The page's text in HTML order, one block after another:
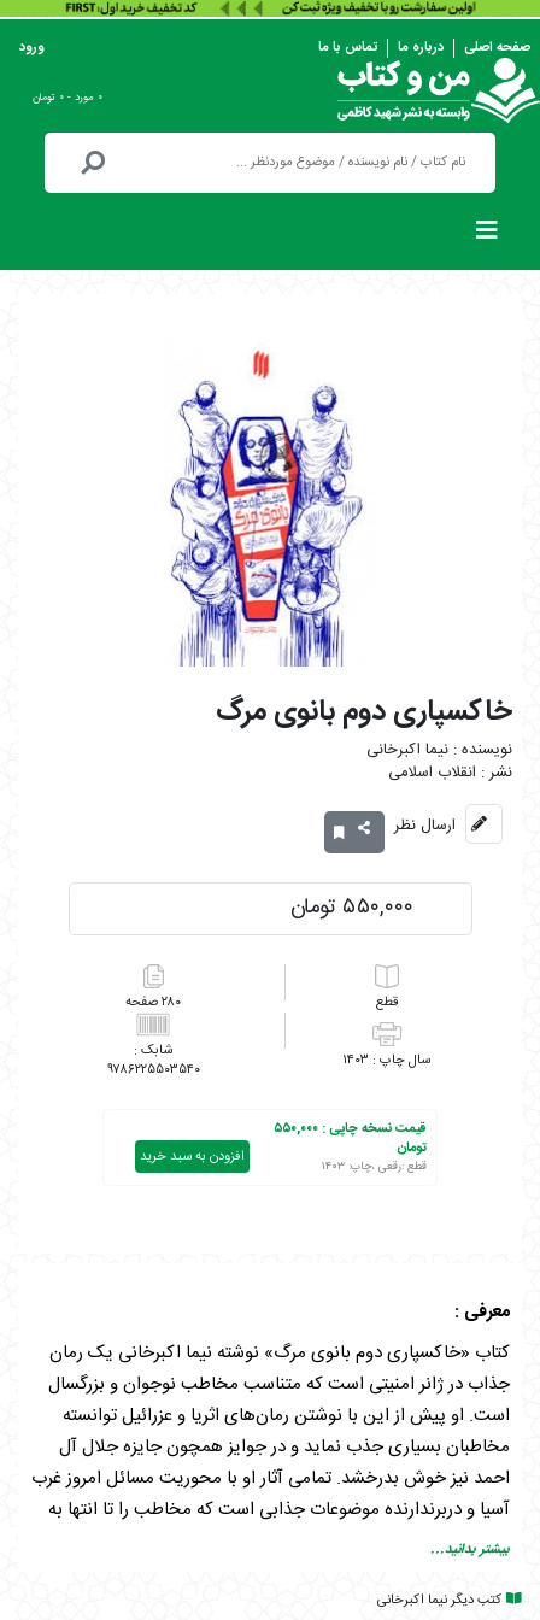
صفحه اصلی درباره ما تماس با ما ورود
۰ مورد - ۰ تومان
خاکسپاری دوم بانوی مرگ
نیما اکبرخانی
انقلاب اسلامی
ارسال نظر
۵۵۰,۰۰۰ تومان
۲۸۰
۱۴۰۳ ۹۷۸۶۲۲۵۵۰۳۵۴۰
قیمت نسخه چاپی :۵۵۰,۰۰۰
تومان
قطع :رقعی ،چاپ: ۱۴۰۳ افزودن به سبد خرید
معرفی :
کتاب «خاکسپاری دوم بانوی مرگ» نوشته نیما اکبرخانی یک رمان
جذاب در ژانر امنیتی است که متناسب مخاطب نوجوان و بزرگسال
است. او پیش از این با نوشتن رمان‌های اثریا و عزرائیل توانسته
مخاطبان بسیاری جذب نماید و در جوایز همچون جایزه جلال آل
احمد نیز خوش بدرخشد. تمامی آثار او با محوریت مسائل امروز غرب
آسیا و دربرندارنده موضوعات جذابی است که مخاطب را تا انتها به
دنبال خود می‌کشد. با افزایش درگیری‌ها میان جمهوری اسلامی
اخیر، اکبرخانی نیز این اتفاقات را دستمایه اثر جدید خود قرار داده
بیشتر بدانید...
کتب دیگر نیما اکبرخانی